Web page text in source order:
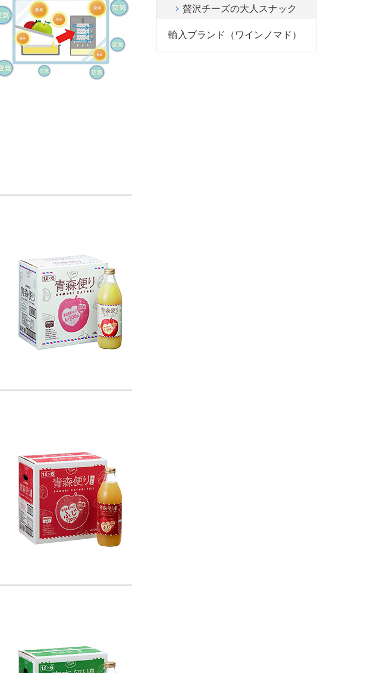
贅沢チーズの大人スナック
輸入ブランド（ワインノマド）